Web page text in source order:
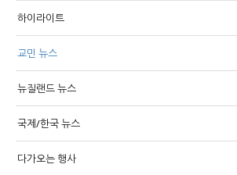
하이라이트
교민 뉴스
뉴질랜드 뉴스
국제/한국 뉴스
다가오는 행사